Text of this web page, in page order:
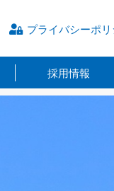
プライバシーポリ
採用情報